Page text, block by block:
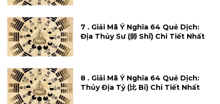
7 . Giải Mã Ý Nghĩa 64 Quẻ Dịch:
Địa Thủy Sư (師 Shī) Chi Tiết Nhất
8 . Giải Mã Ý Nghĩa 64 Quẻ Dịch:
Thủy Địa Tỷ (比 Bỉ) Chi Tiết Nhất